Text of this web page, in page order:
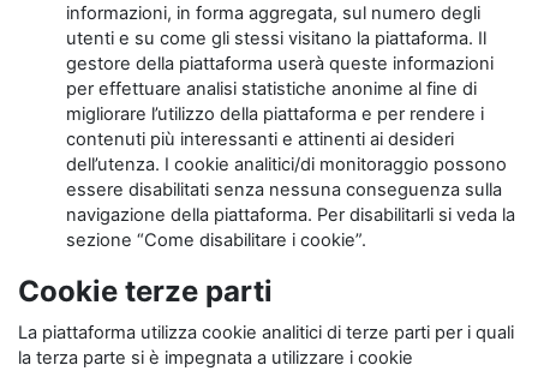
informazioni, in forma aggregata, sul numero degli
utenti e su come gli stessi visitano la piattaforma. Il
gestore della piattaforma userà queste informazioni
per effettuare analisi statistiche anonime al fine di
migliorare l’utilizzo della piattaforma e per rendere i
contenuti più interessanti e attinenti ai desideri
dell’utenza. I cookie analitici/di monitoraggio possono
essere disabilitati senza nessuna conseguenza sulla
navigazione della piattaforma. Per disabilitarli si veda la
sezione “Come disabilitare i cookie”.
Cookie terze parti
La piattaforma utilizza cookie analitici di terze parti per i quali
la terza parte si è impegnata a utilizzare i cookie